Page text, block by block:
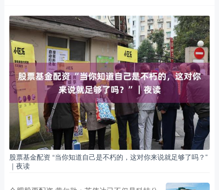
摩根士丹利的Michael Wilson表示实盘配资安全吗，穆迪下调信用
评级导致10年期国债收益率升至4.5%关口上方后
荣成市股票配资 氛围感拉满！解锁广州花式过端午→
网上炒股杠杆 2026-07-15
又是一年粽叶飘香时 广州紧扣“我们的节日・端午”主题 依托新时代
文明实践中心（所、站） 同步解锁端午花样玩法 快来看广州
股票配资正规网站 向往M8乾崑首批车主交付时刻，MPV可以乾崑
到什么程度？
网上炒股杠杆
2026-05-26
6月14日，广汽传祺携手央视新闻，开启一场关于中国高端智造的
直播——《向往“祺”遇记丨M8乾崑全景技术品鉴之旅》，深入广
家书”
股票基金配资 “当你知道自己是不朽的，这对你来说就足够了吗？”
｜夜读